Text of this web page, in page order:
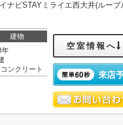
ナビSTAYミライエ西大井(ルーブ
建物
年
ンクリート
空室情報へ